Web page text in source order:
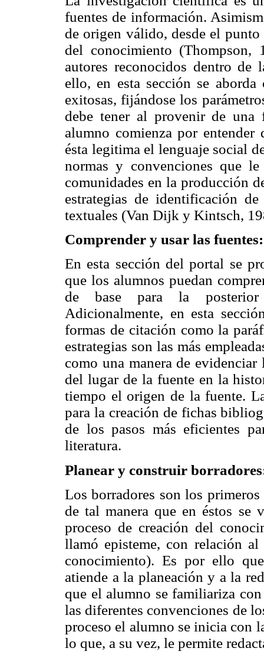
fuentes de información.
de origen válido, desde el
del conocimiento
autores reconocidos dentro de
ello, en esta sección se
exitosas, fijándose los
debe tener al provenir de una
alumno comienza por
ésta legitima el lenguaje social
normas y convenciones que
comunidades en la producción
estrategias de identificación
textuales (Van Dijk y Kintsch,
Comprender y usar las
En esta sección del portal se
que los alumnos puedan
de base para la posterior
Adicionalmente, en esta
formas de citación como la
estrategias son las más
como una manera de
del lugar de la fuente en la
tiempo el origen de la fuente.
para la creación de fichas
de los pasos más eficientes
literatura.
Planear y construir
Los borradores son los
de tal manera que en éstos se
proceso de creación del
llamó episteme, con relación
conocimiento). Es por ello
atiende a la planeación y a la
que el alumno se familiariza
las diferentes convenciones de
proceso el alumno se inicia con
lo que, a su vez, le permite